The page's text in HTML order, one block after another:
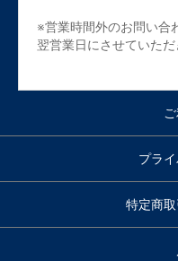
※営業時間外のお問い合
翌営業日にさせていただ
プラ
特定商